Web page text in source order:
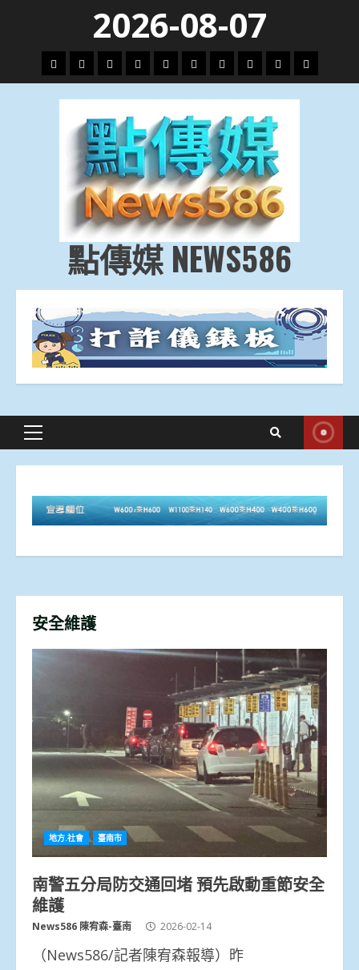
content
2026-08-07
頭
條
財
經
地
方.
會
文
教.
技
專
題
娛
樂
劇
政
治
國
際
運
動
生
活
點傳媒 NEWS586
Primary
安全維護
地方.社會 臺南市
南警五分局防交通回堵 預先啟動重節安全
維護
News586 陳宥森-臺南 2026-02-14
（News586/記者陳宥森報導）昨